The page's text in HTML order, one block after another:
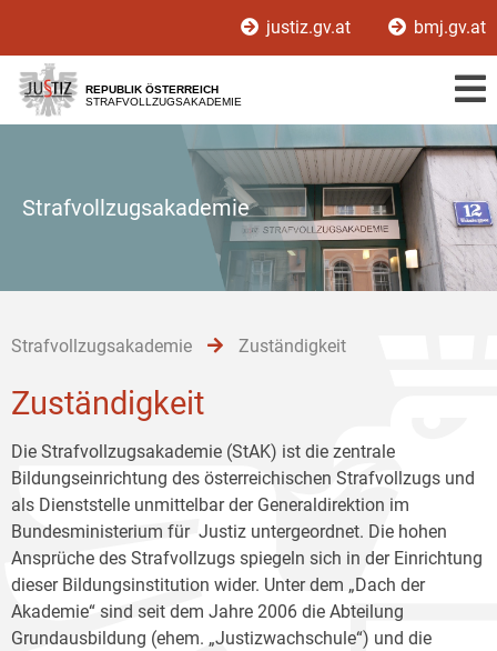
[1]
[2]
[3]
justiz.gv.at bmj.gv.at
REPUBLIK ÖSTERREICH
STRAFVOLLZUGSAKADEMIE
Strafvollzugsakademie
Strafvollzugsakademie Zuständigkeit
Zuständigkeit
Die Strafvollzugsakademie (StAK) ist die zentrale
Bildungseinrichtung des österreichischen Strafvollzugs und
als Dienststelle unmittelbar der Generaldirektion im
Bundesministerium für Justiz untergeordnet. Die hohen
Ansprüche des Strafvollzugs spiegeln sich in der Einrichtung
dieser Bildungsinstitution wider. Unter dem „Dach der
Akademie“ sind seit dem Jahre 2006 die Abteilung
Grundausbildung (ehem. „Justizwachschule“) und die